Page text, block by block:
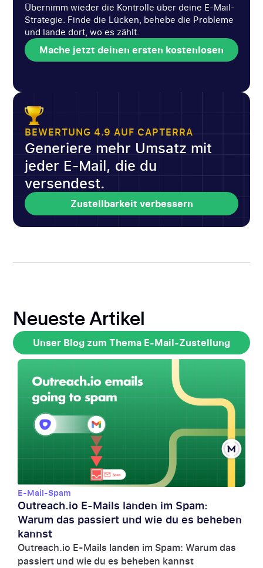
BEWERTUNG 4.9 AUF CAPTERRA
Generiere mehr Umsatz mit
jeder E-Mail, die du
versendest.
Zustellbarkeit verbessern
Zustellbarkeit verbessern
Übernimm wieder die Kontrolle über deine E-Mail-
Strategie. Finde die Lücken, behebe die Probleme
und lande dort, wo es zählt.
Mache jetzt deinen ersten kostenlosen
Spam-Test
Neueste Artikel
Unser Blog zum Thema E-Mail-Zustellung
Unser Blog zum Thema E-Mail-Zustellung
E-Mail-Spam
Outreach.io E-Mails landen im Spam:
Warum das passiert und wie du es beheben
kannst
Outreach.io E-Mails landen im Spam: Warum das
passiert und wie du es beheben kannst